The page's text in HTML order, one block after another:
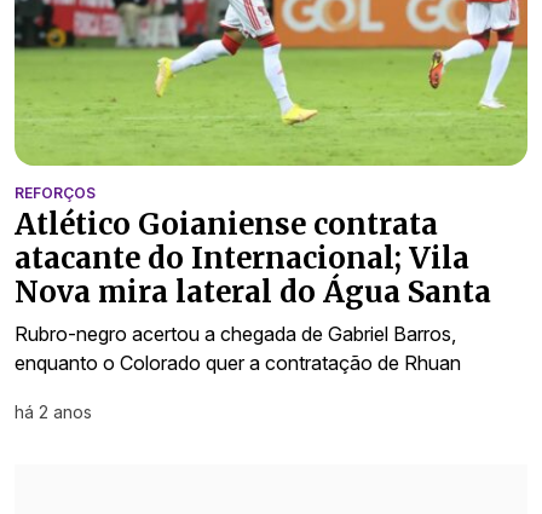
REFORÇOS
Atlético Goianiense contrata
atacante do Internacional; Vila
Nova mira lateral do Água Santa
Rubro-negro acertou a chegada de Gabriel Barros,
enquanto o Colorado quer a contratação de Rhuan
há 2 anos